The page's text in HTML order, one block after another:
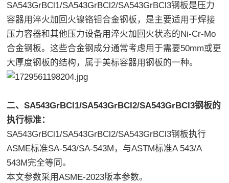
SA543GrBCl1/SA543GrBCl2/SA543GrBCl3钢板是压力
容器用淬火加回火镍铬钼合金钢板，是主要适用于焊接
压力容器和其他压力设备用淬火加回火状态的Ni-Cr-Mo
合金钢板。这些合金钢成分通常考虑用于需要50mm或更
大厚度钢板的结构，属于美标容器用钢板的一种。
二、SA543GrBCl1/SA543GrBCl2/SA543GrBCl3钢板的
执行标准：
SA543GrBCl1/SA543GrBCl2/SA543GrBCl3钢板执行
ASME标准SA-543/SA-543M，与ASTM标准A 543/A
543M完全等同。
本文参数采用ASME-2023版本参数。